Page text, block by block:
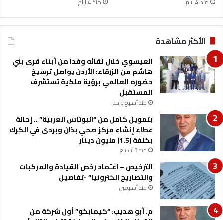
ص
ة
و
ت
خ
ص
ي
ص
م
ا
ق
ف
ل
ل
ح
م
ا
ي
ة
م
ر
ج
ع
ة الأكثر مشاهدة
العيسوي خلال لقائه وفدا من أبناء قرى بني
هاشم من الزرقاء: الأردن يواصل ترسيخ
حضوره العالمي برؤية ملكية تستشرف
المستقبل
منذ أسبوع واحد
بتمويل كامل من “البوتاس العربية” .. إحالة
عطاء إنشاء مركز صحي بذان وبردى في الكرك
بكلفة (1.5) مليون دينار
منذ 3 أسابيع
الترخيص – اعتماد رخص القيادة والمركبات
والتصاريح الكترونيا” -تفاصيل
منذ أسبوعين
م. أبو هديب: “كيمابكو” أول شركة من